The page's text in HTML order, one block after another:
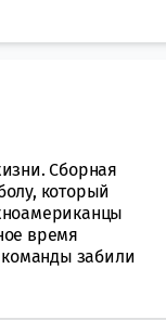
Сборная
который
время
забили